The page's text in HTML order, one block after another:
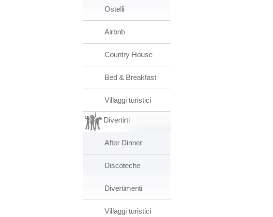
Ostelli
Airbnb
Country House
Bed & Breakfast
Villaggi turistici
Divertirti
After Dinner
Discoteche
Divertimenti
Villaggi turistici